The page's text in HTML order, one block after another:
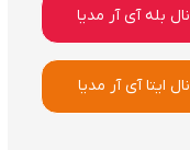
بله آی آر مدیا
ایتا آی آر مدیا